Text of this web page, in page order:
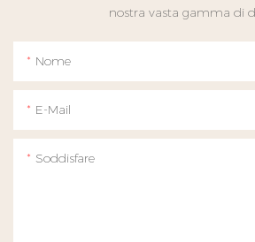
nostra vasta gamma di
Nome
E-Mail
Soddisfare